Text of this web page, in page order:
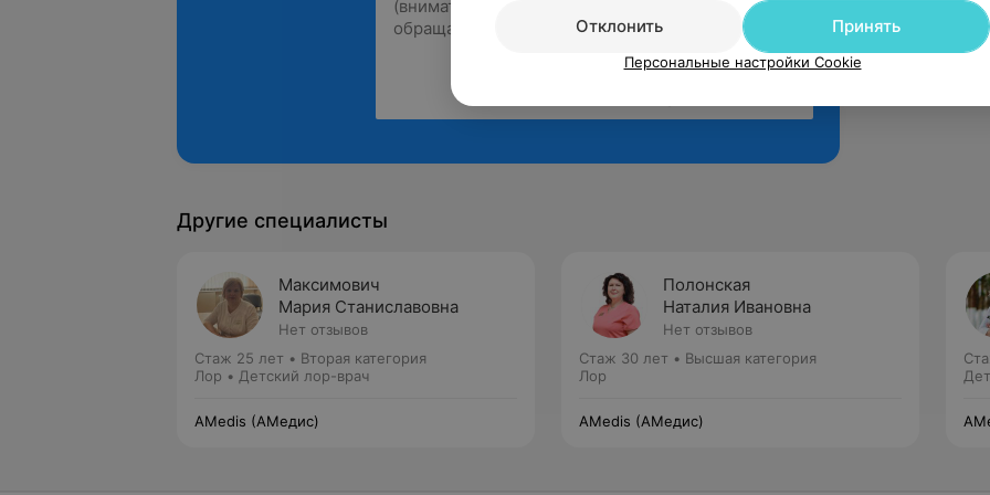
Другие специалисты
Максимович
Мария Станиславовна
Нет отзывов
Стаж 25 лет • Вторая категория
Лор • Детский лор-врач
AMedis (АМедис)
Полонская
Наталия Ивановна
Нет отзывов
Стаж 30 лет • Высшая категория
Лор
AMedis (АМедис)
Отклонить
Принять
Персональные настройки Cookie